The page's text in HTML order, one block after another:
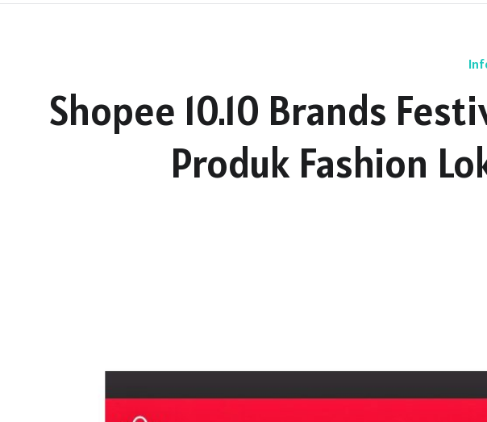
Shopee 10.10 Brands
Produk Fashion